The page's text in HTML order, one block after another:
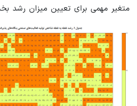
متغیر مهمی برای تعیین میزان